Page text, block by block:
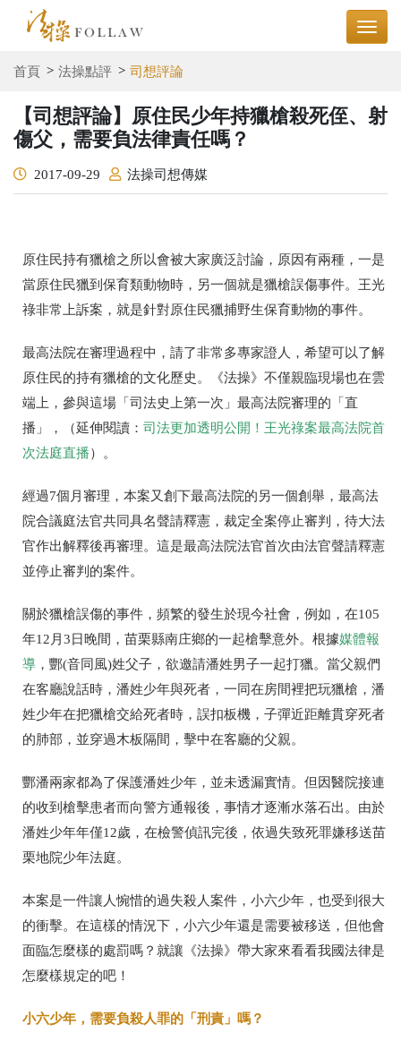
首頁 法操點評 司想評論
【司想評論】原住民少年持獵槍殺死侄、射
傷父，需要負法律責任嗎？
2017-09-29 法操司想傳媒
原住民持有獵槍之所以會被大家廣泛討論，原因有兩種，一是
當原住民獵到保育類動物時，另一個就是獵槍誤傷事件。王光
祿非常上訴案，就是針對原住民獵捕野生保育動物的事件。
最高法院在審理過程中，請了非常多專家證人，希望可以了解
原住民的持有獵槍的文化歷史。《法操》不僅親臨現場也在雲
端上，參與這場「司法史上第一次」最高法院審理的「直
播」，（延伸閱讀： 司法更加透明公開！王光祿案最高法院首
次法庭直播）。
經過7個月審理，本案又創下最高法院的另一個創舉，最高法
院合議庭法官共同具名聲請釋憲，裁定全案停止審判，待大法
官作出解釋後再審理。這是最高法院法官首次由法官聲請釋憲
並停止審判的案件。
關於獵槍誤傷的事件，頻繁的發生於現今社會，例如，在105
年12月3日晚間，苗栗縣南庄鄉的一起槍擊意外。根據媒體報
導 ，酆(音同風)姓父子，欲邀請潘姓男子一起打獵。當父親們
在客廳說話時，潘姓少年與死者，一同在房間裡把玩獵槍，潘
姓少年在把獵槍交給死者時，誤扣板機，子彈近距離貫穿死者
的肺部，並穿過木板隔間，擊中在客廳的父親。
酆潘兩家都為了保護潘姓少年，並未透漏實情。但因醫院接連
的收到槍擊患者而向警方通報後，事情才逐漸水落石出。由於
潘姓少年年僅12歲，在檢警偵訊完後，依過失致死罪嫌移送苗
栗地院少年法庭。
本案是一件讓人惋惜的過失殺人案件，小六少年，也受到很大
的衝擊。在這樣的情況下，小六少年還是需要被移送，但他會
面臨怎麼樣的處罰嗎？就讓《法操》帶大家來看看我國法律是
怎麼樣規定的吧！
小六少年，需要負殺人罪的「刑責」嗎？